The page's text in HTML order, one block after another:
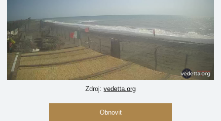
Zdroj: vedetta.org
Obnovit